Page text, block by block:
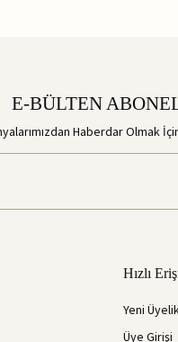
E-BÜLTEN
Haberdar Olmak
Hızlı
Yeni
Üye Girişi